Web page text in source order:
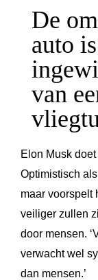
De
auto
van
Elon Musk
Optimistisch
maar voorspelt
veiliger zullen
door mensen.
verwacht wel
dan mensen.’